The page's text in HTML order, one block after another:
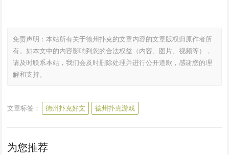
免责声明：本站所有关于德州扑克的文章内容的文章版权归原作者所
有。如本文中的内容影响到您的合法权益（内容、图片、视频等），
请及时联系本站，我们会及时删除处理并进行公开道歉，感谢您的理
解和支持。
文章标签： 德州扑克好文 德州扑克游戏
为您推荐